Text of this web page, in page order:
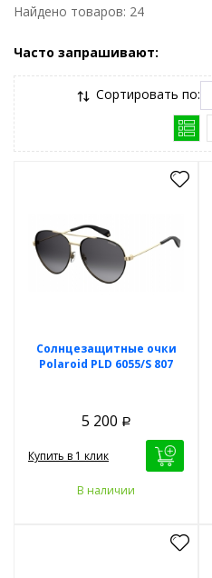
Найдено товаров: 24
Часто запрашивают:
Сортировать по:
Солнцезащитные очки
Polaroid PLD 6055/S 807
5 200 Р
Купить в 1 клик
В наличии